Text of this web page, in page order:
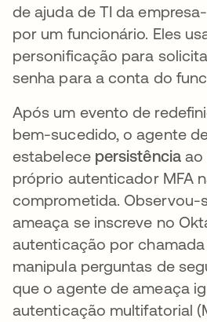
de ajuda de TI da
por um funcionário. Eles
personificação para
senha para a conta do
Após um evento de
bem-sucedido, o agente
estabelece persistênciaao
próprio autenticador MFA
comprometida. Observou-
ameaça se inscreve no
autenticação por chamada
manipula perguntas de
que o agente de ameaça
autenticação multifatorial